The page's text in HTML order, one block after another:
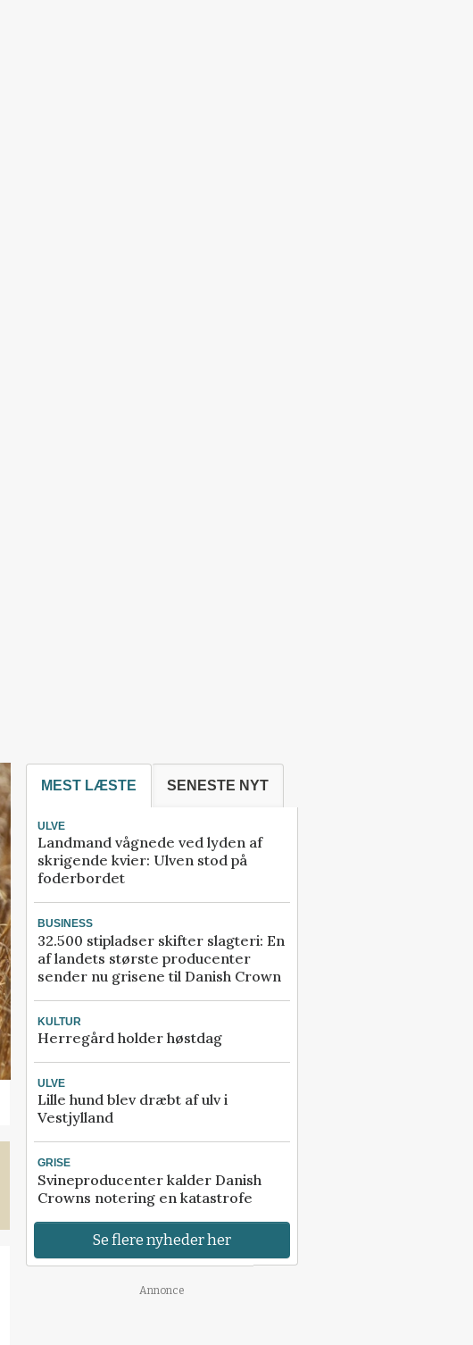
MEST LÆSTE SENESTE NYT
ULVE
Landmand vågnede ved lyden af
skrigende kvier: Ulven stod på
foderbordet
BUSINESS
32.500 stipladser skifter slagteri: En
af landets største producenter
sender nu grisene til Danish Crown
KULTUR
Herregård holder høstdag
ULVE
Lille hund blev dræbt af ulv i
Vestjylland
GRISE
Svineproducenter kalder Danish
Crowns notering en katastrofe
Se flere nyheder her
Annonce